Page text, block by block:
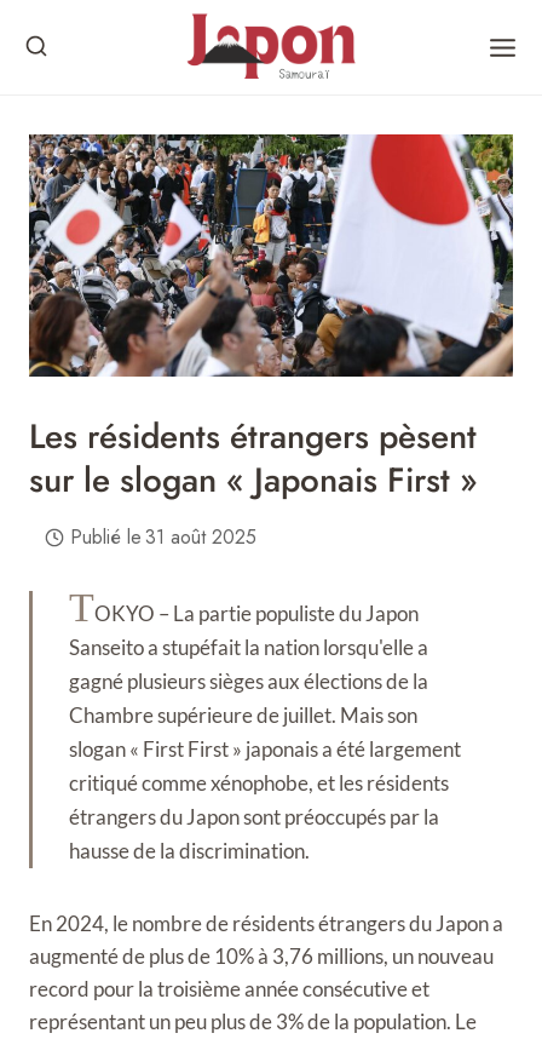
Les résidents étrangers pèsent
sur le slogan « Japonais First »
Publié le31 août 2025
TOKYO – La partie populiste du Japon
Sanseito a stupéfait la nation lorsqu'elle a
gagné plusieurs sièges aux élections de la
Chambre supérieure de juillet. Mais son
slogan « First First » japonais a été largement
critiqué comme xénophobe, et les résidents
étrangers du Japon sont préoccupés par la
hausse de la discrimination.
En 2024, le nombre de résidents étrangers du Japon a
augmenté de plus de 10% à 3,76 millions, un nouveau
record pour la troisième année consécutive et
représentant un peu plus de 3% de la population. Le